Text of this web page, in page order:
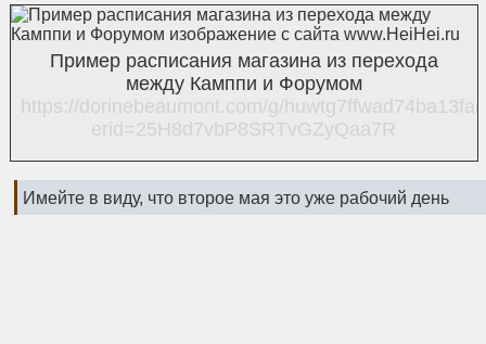
Пример расписания магазина из перехода
между Камппи и Форумом
https://dorinebeaumont.com/g/
erid=25H8d7vbP8SRTvGZyQaa7R
Имейте в виду, что второе мая это уже рабочий день